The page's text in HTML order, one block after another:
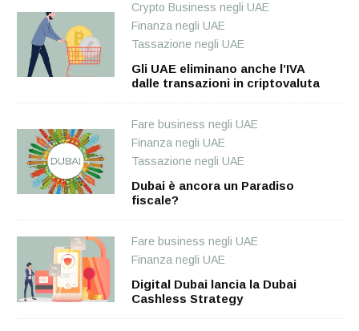
Crypto Business negli UAE
Finanza negli UAE
Tassazione negli UAE
Gli UAE eliminano anche l’IVA
dalle transazioni in criptovaluta
Fare business negli UAE
Finanza negli UAE
Tassazione negli UAE
Dubai è ancora un Paradiso
fiscale?
Fare business negli UAE
Finanza negli UAE
Digital Dubai lancia la Dubai
Cashless Strategy